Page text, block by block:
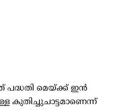
മെയ്ക്ക് ഇന്‍
കുതിച്ചുചാട്ടമാണെന്ന്